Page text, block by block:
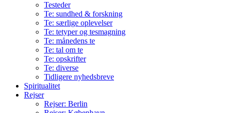
Testeder
Te: sundhed & forskning
Te: særlige oplevelser
Te: tetyper og tesmagning
Te: månedens te
Te: tal om te
Te: opskrifter
Te: diverse
Tidligere nyhedsbreve
Spiritualitet
Rejser
Rejser: Berlin